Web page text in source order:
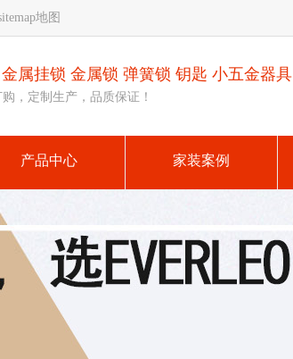
地图
属挂锁 金属锁 弹簧锁 钥匙 小五金器具
，定制生产，品质保证！
产品中心 家装案例